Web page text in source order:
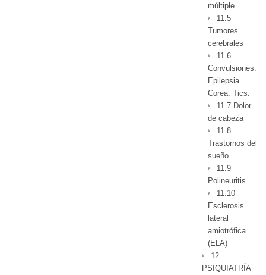
múltiple
11.5
Tumores
cerebrales
11.6
Convulsiones.
Epilepsia.
Corea. Tics.
11.7 Dolor
de cabeza
11.8
Trastornos del
sueño
11.9
Polineuritis
11.10
Esclerosis
lateral
amiotrófica
(ELA)
12.
PSIQUIATRÍA